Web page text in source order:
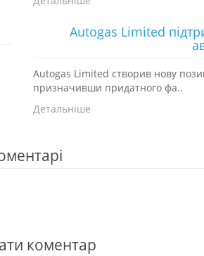
Autogas Limited
Autogas Limited створив нову
призначивши придатного фа..
Детальніше
коментар